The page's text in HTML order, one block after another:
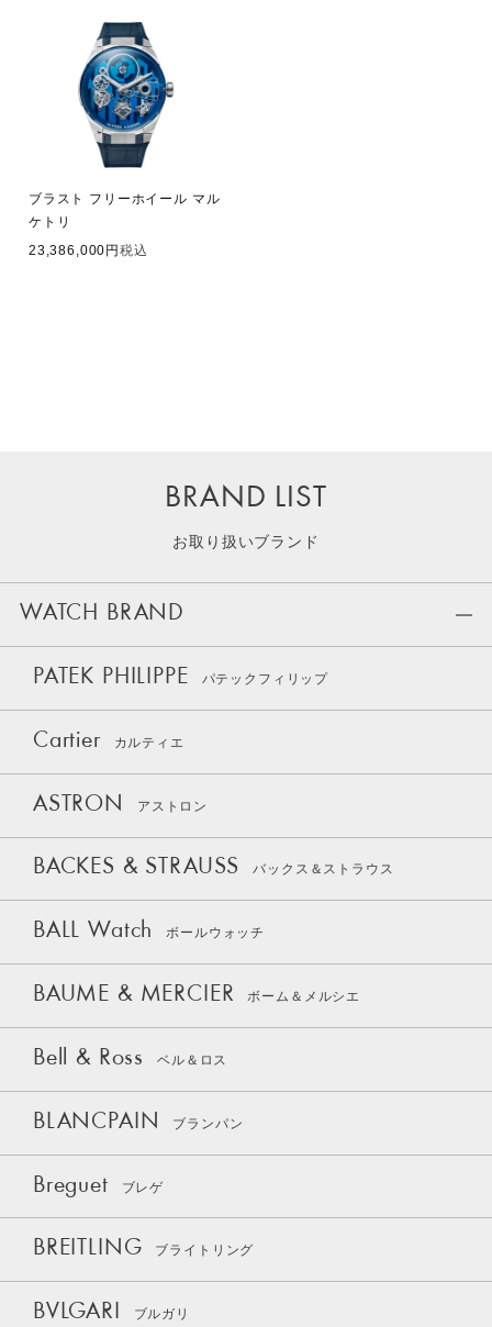
ブラスト フリーホイール マル
ケトリ
23,386,000
税込
BRAND LIST
お取り扱いブランド
WATCH BRAND
PATEK PHILIPPE パテックフィリップ
Cartier カルティエ
ASTRON アストロン
BACKES & STRAUSS バックス＆ストラウス
BALL Watch ボールウォッチ
BAUME & MERCIER ボーム＆メルシエ
Bell & Ross ベル＆ロス
BLANCPAIN ブランパン
Breguet ブレゲ
BREITLING ブライトリング
BVLGARI ブルガリ